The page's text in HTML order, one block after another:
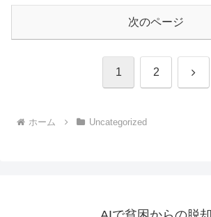
次のページ
1 2 次
ホーム Uncategorized